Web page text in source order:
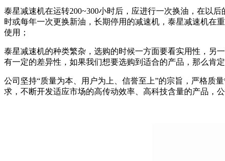
泰星减速机在运转200~300小时后，应进行一次换油，在以
时或每年一次更换新油，长期停用的减速机，泰星减速机在
使用；
泰星减速机的种类繁杂，选购的时候一方面要看实用性，另
有一定的差异性，如果我们想要选购到适合的产品，那么肯
公司坚持“质量为本、用户为上、信誉至上”的宗旨，严格质
求，不断开发适应市场的高传动效率、高科技含量的产品，